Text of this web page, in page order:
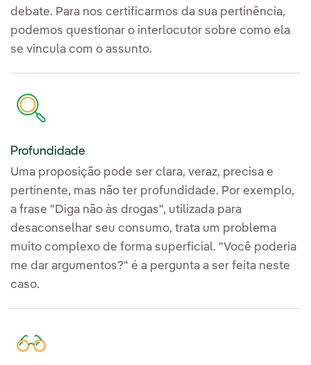
debate. Para nos certificarmos da sua pertinência,
podemos questionar o interlocutor sobre como ela
se vincula com o assunto.
Profundidade
Uma proposição pode ser clara, veraz, precisa e
pertinente, mas não ter profundidade. Por exemplo,
a frase "Diga não às drogas", utilizada para
desaconselhar seu consumo, trata um problema
muito complexo de forma superficial. "Você poderia
me dar argumentos?" é a pergunta a ser feita neste
caso.